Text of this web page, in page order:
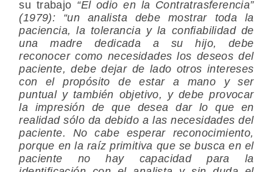
su trabajo “El odio en la Contratrasferencia”
(1979): “un analista debe mostrar toda la
paciencia, la tolerancia y la confiabilidad de
una madre dedicada a su hijo, debe
reconocer como necesidades los deseos del
paciente, debe dejar de lado otros intereses
con el propósito de estar a mano y ser
puntual y también objetivo, y debe provocar
la impresión de que desea dar lo que en
realidad sólo da debido a las necesidades del
paciente. No cabe esperar reconocimiento,
porque en la raíz primitiva que se busca en el
paciente no hay capacidad para la